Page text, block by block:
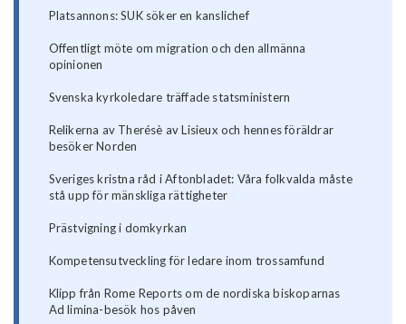
Platsannons: SUK söker en kanslichef
Offentligt möte om migration och den allmänna
opinionen
Svenska kyrkoledare träffade statsministern
Relikerna av Therésè av Lisieux och hennes föräldrar
besöker Norden
Sveriges kristna råd i Aftonbladet: Våra folkvalda måste
stå upp för mänskliga rättigheter
Prästvigning i domkyrkan
Kompetensutveckling för ledare inom trossamfund
Klipp från Rome Reports om de nordiska biskoparnas
Ad limina-besök hos påven